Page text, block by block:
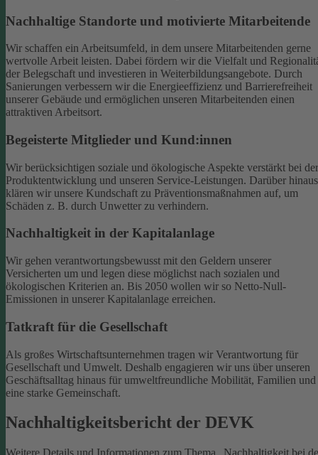
Nachhaltige Standorte und motivierte Mitarbeitende
Wir schaffen ein Arbeitsumfeld, in dem unsere Mitarbeitenden gerne
wertvolle Arbeit leisten. Dabei fördern wir die Vielfalt und
der Belegschaft und investieren in Weiterbildungsangebote. Durch
Sanierungen verbessern wir die Energieeffizienz und Barrierefreiheit
unserer Gebäude und ermöglichen unseren Mitarbeitenden einen
attraktiven Arbeitsort.
Begeisterte Mitglieder und Kund:innen
Wir berücksichtigen soziale und ökologische Aspekte verstärkt bei der
Produktentwicklung und unseren Service-Leistungen. Darüber hinaus
klären wir unsere Kundschaft zu Präventionsmaßnahmen auf, um
Schäden z. B. durch Unwetter zu verhindern.
Nachhaltigkeit in der Kapitalanlage
Wir gehen verantwortungsbewusst mit den Geldern unserer
Versicherten um und legen diese möglichst nach sozialen und
ökologischen Kriterien an. Bis 2050 wollen wir so Netto-Null-
Emissionen in unserer Kapitalanlage erreichen.
Tatkraft für die Gesellschaft
Als großes Wirtschaftsunternehmen tragen wir Verantwortung für
Gesellschaft und Umwelt. Deshalb engagieren wir uns über unseren
Geschäftsalltag hinaus für umweltfreundliche Mobilität, Familien und
eine starke Gemeinschaft.
Nachhaltigkeitsbericht der DEVK